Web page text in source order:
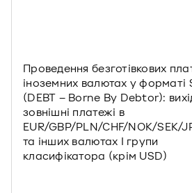
Проведення безготівкових
іноземних валютах у форматі
(DEBT – Borne By Debtor):
зовнішні платежі в
EUR/GBP/PLN/CHF/NOK/SEK/
та інших валютах I групи
класифікатора (крім USD)